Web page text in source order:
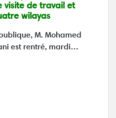
visite de travail et
wilayas
M. Mohamed
est rentré, mardi…